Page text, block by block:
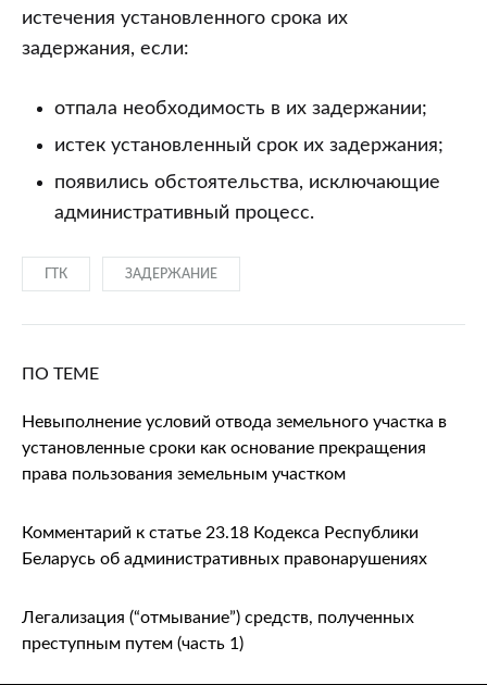
истечения установленного срока их
задержания, если:
отпала необходимость в их задержании;
истек установленный срок их задержания;
появились обстоятельства, исключающие
административный процесс.
ГТК ЗАДЕРЖАНИЕ
ПО ТЕМЕ
Невыполнение условий отвода земельного участка в
установленные сроки как основание прекращения
права пользования земельным участком
Комментарий к статье 23.18 Кодекса Республики
Беларусь об административных правонарушениях
Легализация (“отмывание”) средств, полученных
преступным путем (часть 1)